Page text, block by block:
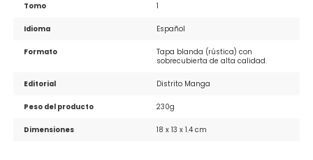
Tomo 1
Idioma Español
Formato
Tapa blanda (rústica) con
sobrecubierta de alta calidad.
Editorial Distrito Manga
Peso del producto 230g
Dimensiones 18 x 13 x 1.4 cm